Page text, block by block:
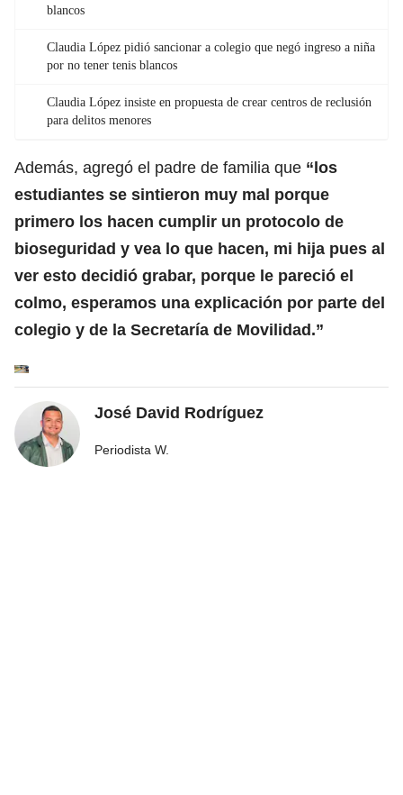
blancos
Claudia López pidió sancionar a colegio que negó ingreso a niña
por no tener tenis blancos
Claudia López insiste en propuesta de crear centros de reclusión
para delitos menores
Además, agregó el padre de familia que “los
estudiantes se sintieron muy mal porque
primero los hacen cumplir un protocolo de
bioseguridad y vea lo que hacen, mi hija pues al
ver esto decidió grabar, porque le pareció el
colmo, esperamos una explicación por parte del
colegio y de la Secretaría de Movilidad.”
José David Rodríguez
Periodista W.